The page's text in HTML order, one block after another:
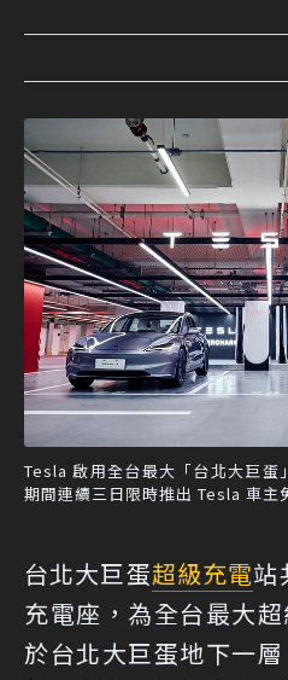
Tesla 啟用全台最大「台北大巨蛋
期間連續三日限時推出 Tesla 車
台北大巨蛋超級充電站
充電座，為全台最大
於台北大巨蛋地下一